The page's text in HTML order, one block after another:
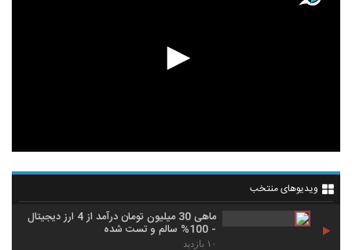
ویدیوهای منتخب
ماهی 30 میلیون تومان درآمد از 4 ارز دیجیتال
- 100% سالم و تست شده
۱۰ بازدید